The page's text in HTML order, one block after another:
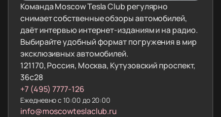
Команда Moscow Tesla Club регулярно
снимает собственные обзоры автомобилей,
даёт интервью интернет-изданиям и на радио.
Выбирайте удобный формат погружения в мир
эксклюзивных автомобилей.
121170, Россия, Москва, Кутузовский проспект,
36с28
+7 (495) 7777-126
Ежедневно с 10:00 до 20:00
info@moscowteslaclub.ru